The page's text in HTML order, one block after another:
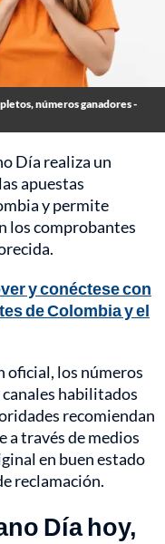
números ganadores -
Día realiza un
apuestas
y permite
los comprobantes
y conéctese con
de Colombia y el
oficial, los números
habilitados
recomiendan
a través de medios
en buen estado
reclamación.
Día hoy,